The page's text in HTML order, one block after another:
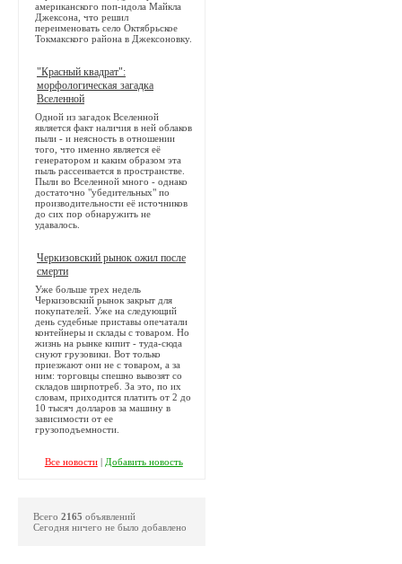
американского поп-идола Майкла
Джексона, что решил
переименовать село Октябрьское
Токмакского района в Джексоновку.
"Красный квадрат":
морфологическая загадка
Вселенной
Одной из загадок Вселенной
является факт наличия в ней облаков
пыли - и неясность в отношении
того, что именно является её
генератором и каким образом эта
пыль рассеивается в пространстве.
Пыли во Вселенной много - однако
достаточно "убедительных" по
производительности её источников
до сих пор обнаружить не
удавалось.
Черкизовский рынок ожил после
смерти
Уже больше трех недель
Черкизовский рынок закрыт для
покупателей. Уже на следующий
день судебные приставы опечатали
контейнеры и склады с товаром. Но
жизнь на рынке кипит - туда-сюда
снуют грузовики. Вот только
приезжают они не с товаром, а за
ним: торговцы спешно вывозят со
складов ширпотреб. За это, по их
словам, приходится платить от 2 до
10 тысяч долларов за машину в
зависимости от ее
грузоподъемности.
Все новости| Добавить новость
Всего 2165 объявлений
Сегодня ничего не было добавлено